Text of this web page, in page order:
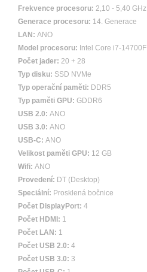
Frekvence procesoru: 2,10 - 5,40 GHz
Generace procesoru: 14. Generace
LAN: ANO
Model procesoru: Intel Core i7-14700F
Počet jader: 20 + 28
Typ disku: SSD NVMe
Typ operační paměti: DDR5
Typ paměti GPU: GDDR6
USB 2.0: ANO
USB 3.0: ANO
USB-C: ANO
Velikost paměti GPU: 12 GB
Wifi: ANO
Provedení: DT (Desktop)
Speciální: Prosklená bočnice
Počet DisplayPort: 4
Počet HDMI: 1
Počet LAN: 1
Počet USB 2.0: 4
Počet USB 3.0: 3